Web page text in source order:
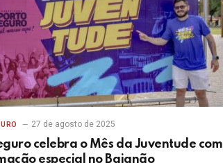
27 de agosto de 2025
celebra o Mês da Juventude com
especial no Baianão